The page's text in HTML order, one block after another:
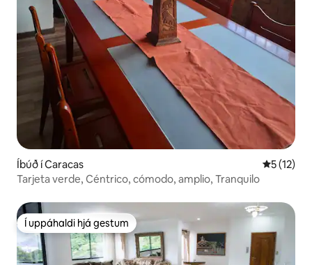
Íbúð í Caracas 5 af 5 í
5 (12)
Tarjeta verde, Céntrico, cómodo, amplio, Tranquilo
Í uppáhaldi hjá gestum
Í uppáhaldi hjá gestum